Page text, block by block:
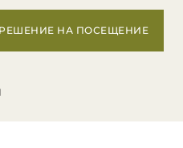
НА ПОСЕЩЕНИЕ